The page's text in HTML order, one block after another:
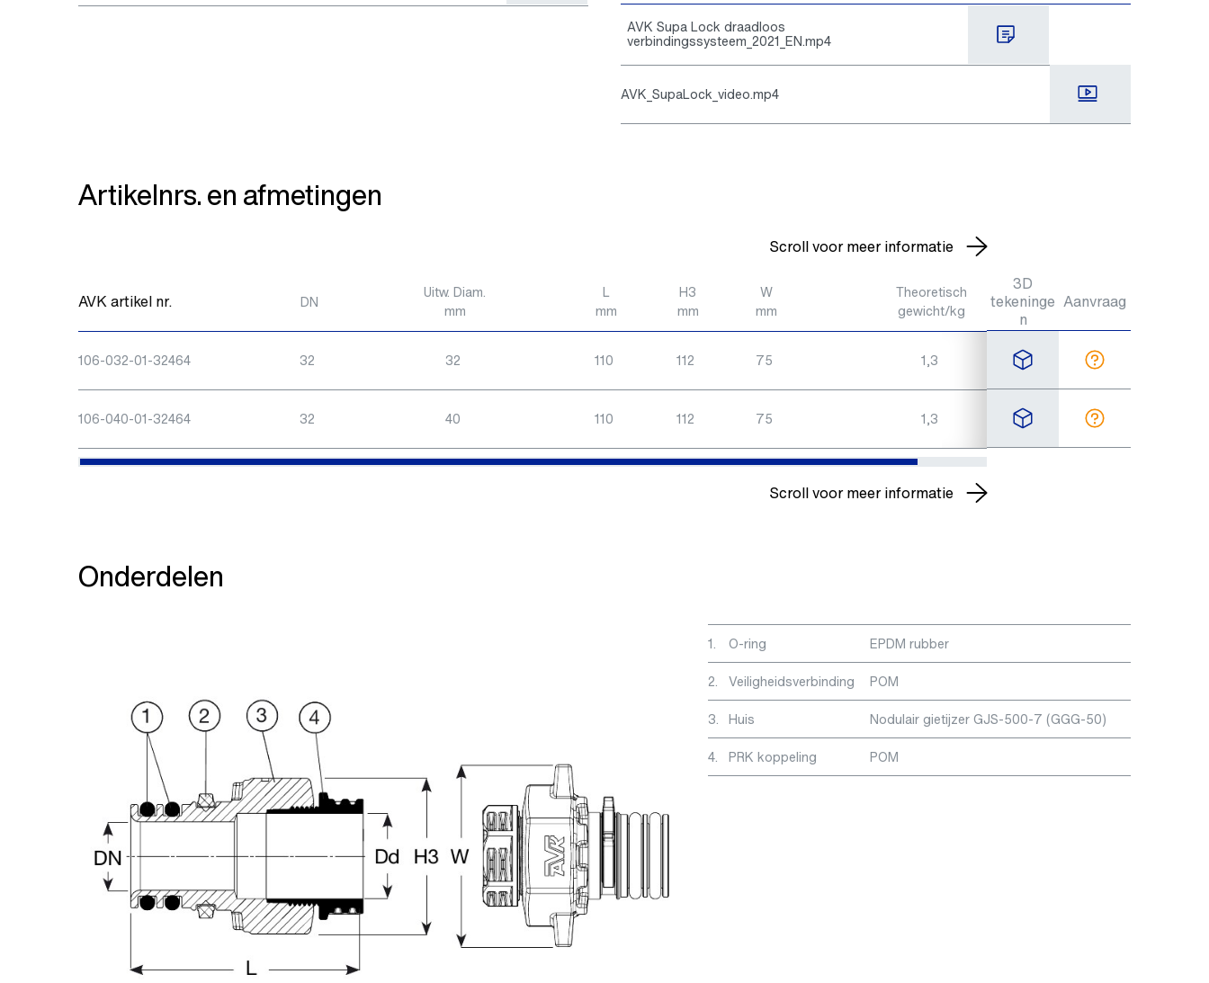
AVK Supa Lock draadloos
verbindingssysteem_2021_EN.mp4
AVK_SupaLock_video.mp4
Artikelnrs. en afmetingen
Scroll voor meer informatie
AVK artikel nr. DN
Uitw. Diam.
mm
L
mm
H3
mm
W
mm
Theoretisch
gewicht/kg
106-032-01-32464 32 32 110 112 75 1,3
106-040-01-32464 32 40 110 112 75 1,3
3D
tekeninge
n
Aanvraag
Scroll voor meer informatie
Onderdelen
1. O-ring
EPDM rubber
2.
Veiligheidsverbinding
POM
3. Huis
Nodulair gietijzer GJS-500-7 (GGG-50)
4.
PRK koppeling POM